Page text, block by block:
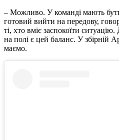
– Можливо. У команді мають
готовий вийти на передову,
ті, хто вміє заспокоїти
на полі є цей баланс. У збірній
маємо.